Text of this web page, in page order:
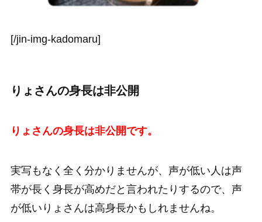
[/jin-img-kadomaru]
りょさんの身長は非公開
りょさんの身長は非公開です。
実写もなく全く分かりませんが、声が低い人は声
帯が長く身長が高めだと言われたりするので、声
が低いりょさんは高身長かもしれませんね。